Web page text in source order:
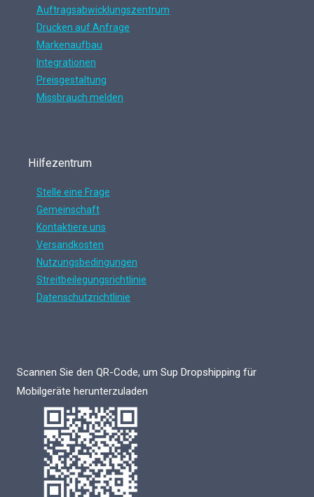
Auftragsabwicklungszentrum
Drucken auf Anfrage
Markenaufbau
Integrationen
Preisgestaltung
Missbrauch melden
Hilfezentrum
Stelle eine Frage
Gemeinschaft
Kontaktiere uns
Versandkosten
Nutzungsbedingungen
Streitbeilegungsrichtlinie
Datenschutzrichtlinie
Scannen Sie den QR-Code, um Sup Dropshipping für
Mobilgeräte herunterzuladen